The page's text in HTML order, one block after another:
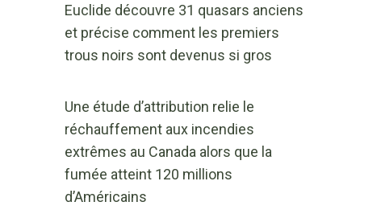
Euclide découvre 31 quasars anciens
et précise comment les premiers
trous noirs sont devenus si gros
Une étude d’attribution relie le
réchauffement aux incendies
extrêmes au Canada alors que la
fumée atteint 120 millions
d’Américains